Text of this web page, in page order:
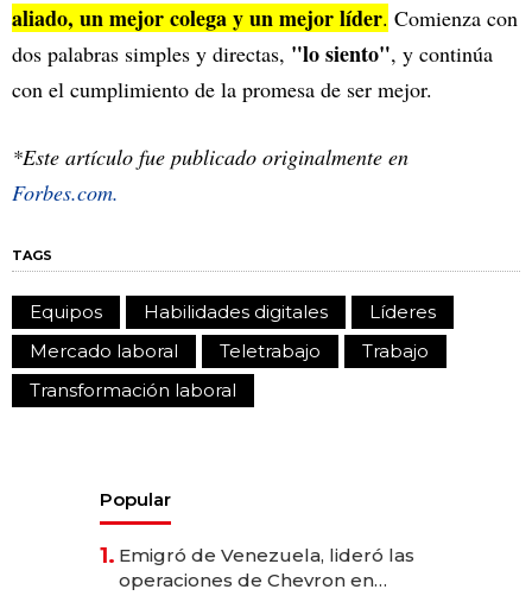
aliado, un mejor colega y un mejor líder. Comienza con
dos palabras simples y directas, "lo siento", y continúa
con el cumplimiento de la promesa de ser mejor.
*Este artículo fue publicado originalmente en
Forbes.com.
TAGS
Equipos Habilidades digitales
Líderes
Mercado laboral
Teletrabajo
Trabajo
Transformación laboral
Popular
1. Emigró de Venezuela, lideró las
operaciones de Chevron en